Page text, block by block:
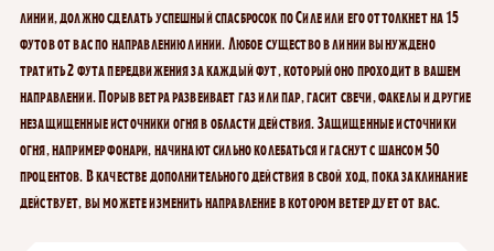
линии, должно сделать успешный спасбросок по Силе или его оттолкнет на 15
футов от вас по направлению линии. Любое существо в линии вынуждено
тратить 2 фута передвижения за каждый фут, который оно проходит в вашем
направлении. Порыв ветра развеивает газ или пар, гасит свечи, факелы и другие
незащищенные источники огня в области действия. Защищенные источники
огня, например фонари, начинают сильно колебаться и гаснут с шансом 50
процентов. В качестве дополнительного действия в свой ход, пока заклинание
действует, вы можете изменить направление в котором ветер дует от вас.